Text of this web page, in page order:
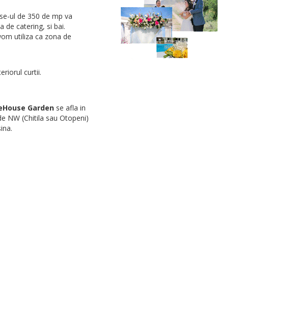
ul de 350 de mp va
de catering, si bai.
utiliza ca zona de
curtii.
Gardense afla in
NW (Chitila sau Otopeni)